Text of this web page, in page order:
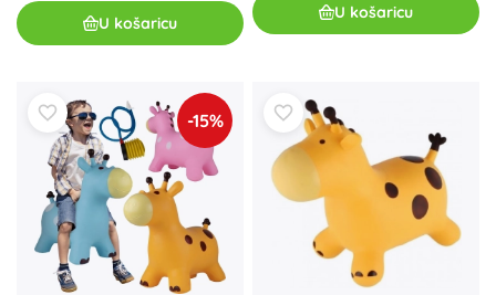
U košaricu
U košaricu
-15%